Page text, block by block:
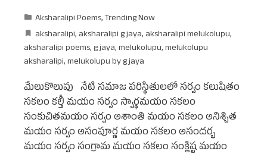
Aksharalipi Poems,Trending Now
aksharalipi, aksharalipi g jaya, aksharalipi melukolupu,
aksharalipi poems, g jaya,melukolupu,melukolupu
aksharalipi,melukolupu by g jaya
మేలుకొలుపు నేటి సమాజ పరిస్థితులలో సర్వం కలుషితం
సకలం కల్తీ మయం సర్వం స్వార్థమయం సకలం
సంకుచితమయం సర్వం అశాంతి మయం సకలం అనిశ్చిత
మయం సర్వం అసంపూర్ణ మయం సకలం అసందర్భ
మయం సర్వం సంగ్రామ మయం సకలం సంక్లిష్ట మయం